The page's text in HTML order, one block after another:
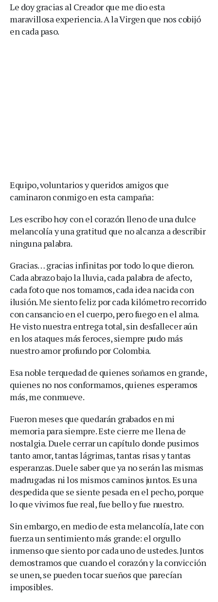
Le doy gracias al Creador que me dio esta
maravillosa experiencia. A la Virgen que nos cobijó
en cada paso.
Equipo, voluntarios y queridos amigos que
caminaron conmigo en esta campaña:
Les escribo hoy con el corazón lleno de una dulce
melancolía y una gratitud que no alcanza a describir
ninguna palabra.
Gracias… gracias infinitas por todo lo que dieron.
Cada abrazo bajo la lluvia, cada palabra de afecto,
cada foto que nos tomamos, cada idea nacida con
ilusión. Me siento feliz por cada kilómetro recorrido
con cansancio en el cuerpo, pero fuego en el alma.
He visto nuestra entrega total, sin desfallecer aún
en los ataques más feroces, siempre pudo más
nuestro amor profundo por Colombia.
Esa noble terquedad de quienes soñamos en grande,
quienes no nos conformamos, quienes esperamos
más, me conmueve.
Fueron meses que quedarán grabados en mi
memoria para siempre. Este cierre me llena de
nostalgia. Duele cerrar un capítulo donde pusimos
tanto amor, tantas lágrimas, tantas risas y tantas
esperanzas. Duele saber que ya no serán las mismas
madrugadas ni los mismos caminos juntos. Es una
despedida que se siente pesada en el pecho, porque
lo que vivimos fue real, fue bello y fue nuestro.
Sin embargo, en medio de esta melancolía, late con
fuerza un sentimiento más grande: el orgullo
inmenso que siento por cada uno de ustedes. Juntos
demostramos que cuando el corazón y la convicción
se unen, se pueden tocar sueños que parecían
imposibles.